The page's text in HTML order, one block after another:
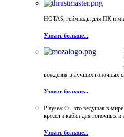
HOTAS, геймпады для ПК и
Узнать больше...
вождения в лучших гоночных
Узнать больше...
Playseat ® - это ведущая в
кресел и кабин для гоночных и
Узнать больше...